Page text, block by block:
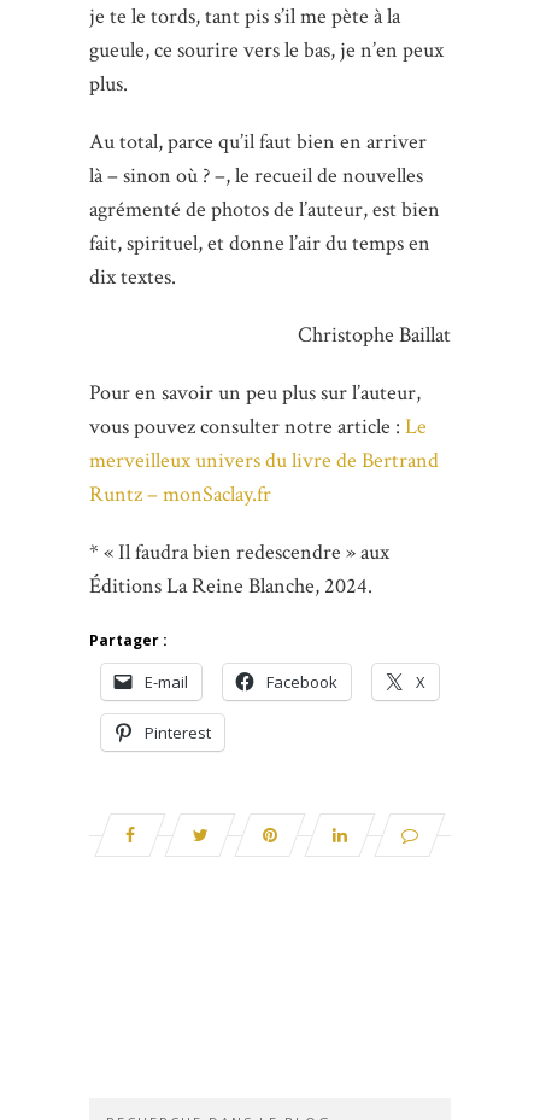
je te le tords, tant pis s’il me pète à la
gueule, ce sourire vers le bas, je n’en peux
plus.
Au total, parce qu’il faut bien en arriver
là – sinon où ? –, le recueil de nouvelles
agrémenté de photos de l’auteur, est bien
fait, spirituel, et donne l’air du temps en
dix textes.
Christophe Baillat
Pour en savoir un peu plus sur l’auteur,
vous pouvez consulter notre article : Le
merveilleux univers du livre de Bertrand
Runtz – monSaclay.fr
* « Il faudra bien redescendre » aux
Éditions La Reine Blanche, 2024.
Partager :
E-mail Facebook X
Pinterest